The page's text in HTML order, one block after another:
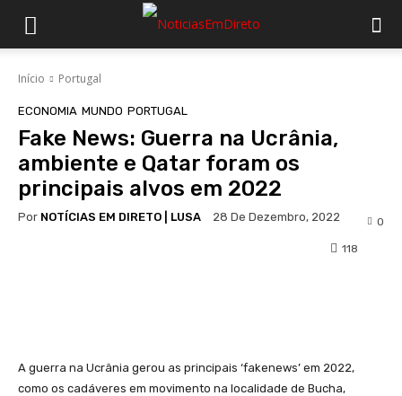
Início Portugal
ECONOMIA MUNDO PORTUGAL
Fake News: Guerra na Ucrânia,
ambiente e Qatar foram os
principais alvos em 2022
Por NOTÍCIAS EM DIRETO | LUSA 28 De Dezembro, 2022 0
118
A guerra na Ucrânia gerou as principais ‘fakenews’ em 2022,
como os cadáveres em movimento na localidade de Bucha,